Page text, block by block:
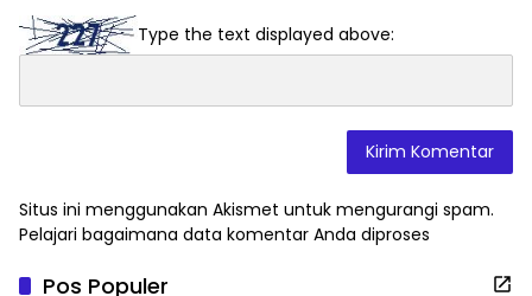
Type the text displayed above:
Situs ini menggunakan Akismet untuk mengurangi spam.
Pelajari bagaimana data komentar Anda diproses
Pos Populer